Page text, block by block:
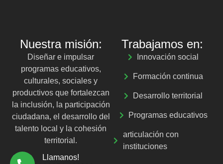
Nuestra misión:
Diseñar e impulsar
programas educativos,
culturales, sociales y
productivos que fortalezcan
la inclusión, la participación
ciudadana, el desarrollo del
talento local y la cohesión
territorial.
Llamanos!
Trabajamos en:
Innovación social
Formación continua
Desarrollo territorial
Programas educativos
articulación con
instituciones